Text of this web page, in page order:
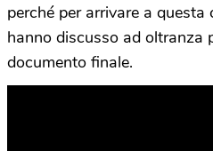
perché per arrivare a
hanno discusso ad oltranza
documento finale.